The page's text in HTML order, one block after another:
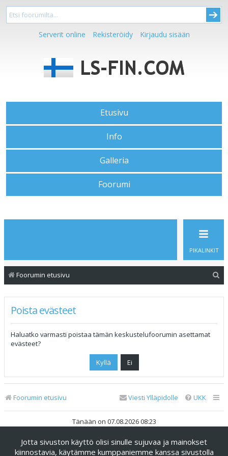
Serverit online Rekisteröidy Kirjaudu sisään
Etusivu
Info
Galleria
Foorumi
PIKALINKIT
Foorumin etusivu
Poista evästeet
Haluatko varmasti poistaa tämän keskustelufoorumin asettamat
evästeet?
Foorumin etusivu UKK
Viesti Ylläpidolle
Tänään on 07.08.2026 08:23
Keskustelufoorumin ohjelmistophpBB® Forum Software ©
phpBB Limited
Jotta sivuston käyttö olisi sinulle sujuvaa ja mainokset
kiinnostavia, käytämme kumppaniemme kanssa sivustolla